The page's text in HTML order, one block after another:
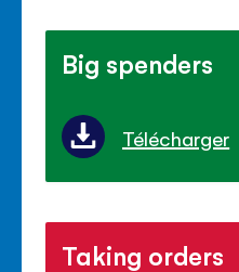
Big spenders
Télécharger
Taking orders